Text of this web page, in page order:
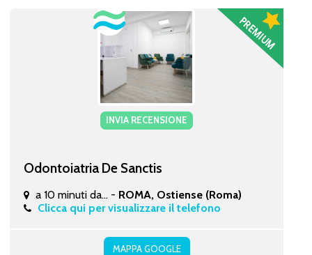
INVIA RECENSIONE
Odontoiatria De Sanctis
a 10 minuti da... - ROMA, Ostiense (Roma)
Clicca qui per visualizzare il telefono
MAPPA GOOGLE